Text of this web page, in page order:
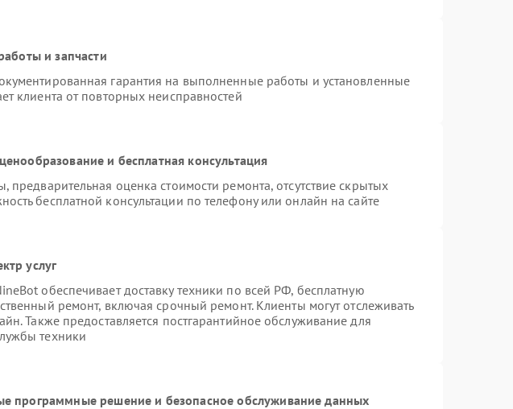
и запчасти
гарантия на выполненные работы и установленные
клиента от повторных неисправностей
и бесплатная консультация
предварительная оценка стоимости ремонта, отсутствие скрытых
бесплатной консультации по телефону или онлайн на сайте
услуг
обеспечивает доставку техники по всей РФ, бесплатную
ремонт, включая срочный ремонт. Клиенты могут отслеживать
Также предоставляется постгарантийное обслуживание для
техники
программные решение и безопасное обслуживание данных